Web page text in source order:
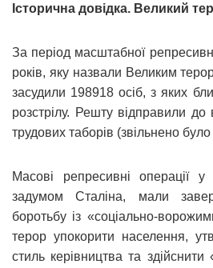
Історична довідка. Великий
За період масштабної
років, яку назвали Великим
засудили 198918 осіб, з яких
розстрілу. Решту відправили до
трудових таборів (звільнено було
Масові репресивні операції
задумом Сталіна, мали
боротьбу із «соціально-
терор упокорити населення,
стиль керівництва та